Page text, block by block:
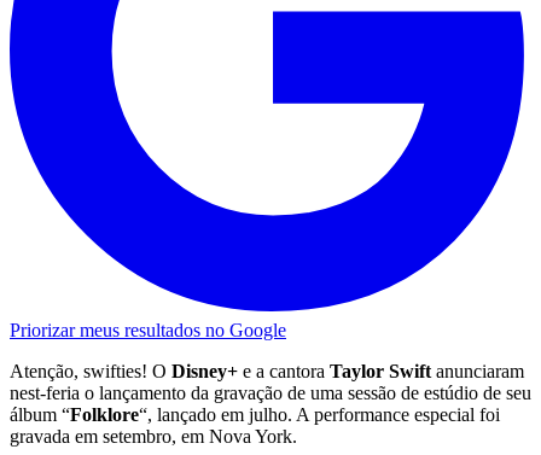
Priorizar meus resultados no Google
Atenção, swifties! O Disney+ e a cantora Taylor Swift anunciaram
nest-feria o lançamento da gravação de uma sessão de estúdio de seu
álbum “Folklore“, lançado em julho. A performance especial foi
gravada em setembro, em Nova York.